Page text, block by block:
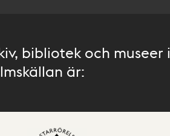
bibliotek och museer i
är: